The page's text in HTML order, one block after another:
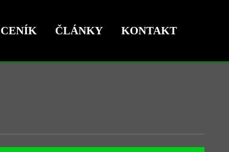
CENÍK ČLÁNKY KONTAKT